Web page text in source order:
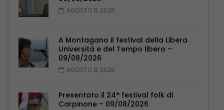
AGOSTO 9, 2026
A Montagano il festival della Libera
Università e del Tempo libero –
09/08/2026
AGOSTO 9, 2026
Presentato il 24° festival folk di
Carpinone – 09/08/2026